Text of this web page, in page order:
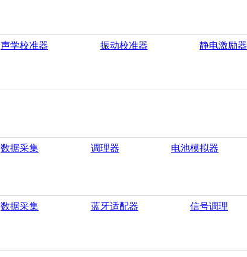
声学校准器 振动校准器 静电激励器
数据采集 调理器 电池模拟器
数据采集 蓝牙适配器 信号调理